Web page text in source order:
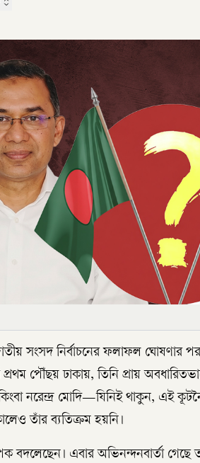
সংসদ নির্বাচনের ফলাফল ঘোষণার পর
পৌঁছয় ঢাকায়, তিনি প্রায়
নরেন্দ্র মোদি—যিনিই থাকুন, এই
তাঁর ব্যতিক্রম হয়নি।
বদলেছেন। এবার অভিনন্দনবার্তা